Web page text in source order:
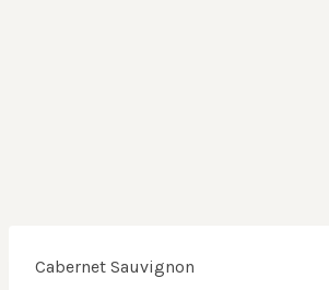
Cabernet Sauvignon